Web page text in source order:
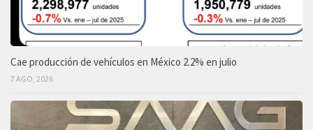
Cae producción de vehículos en México 2.2% en julio
7 AGO, 2026